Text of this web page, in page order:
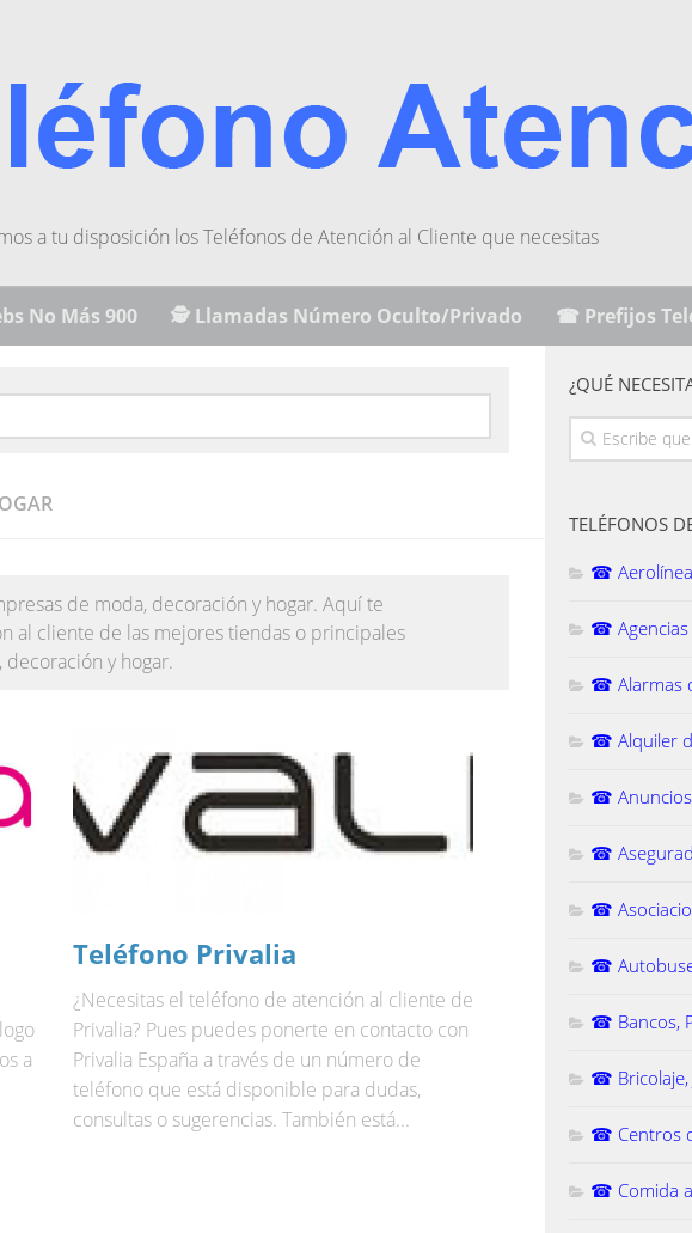
a tu disposición los Teléfonos de Atención al Cliente que necesitas
No Más 900 🕵️ Llamadas Número Oculto/Privado ☎ Prefijos
de moda, decoración y hogar. Aquí te
al cliente de las mejores tiendas o principales
y hogar.
a
Teléfono Privalia
¿Necesitas el teléfono de atención al cliente de
Privalia? Pues puedes ponerte en contacto con
Privalia España a través de un número de
teléfono que está disponible para dudas,
consultas o sugerencias. También está...
¿QUÉ
TELÉFONOS
☎
☎ Agencias
☎ Alarmas
☎ Alquiler
☎ Anuncios
☎
☎
☎
☎ Bancos,
☎ Bricolaje,
☎ Centros
☎ Comida a